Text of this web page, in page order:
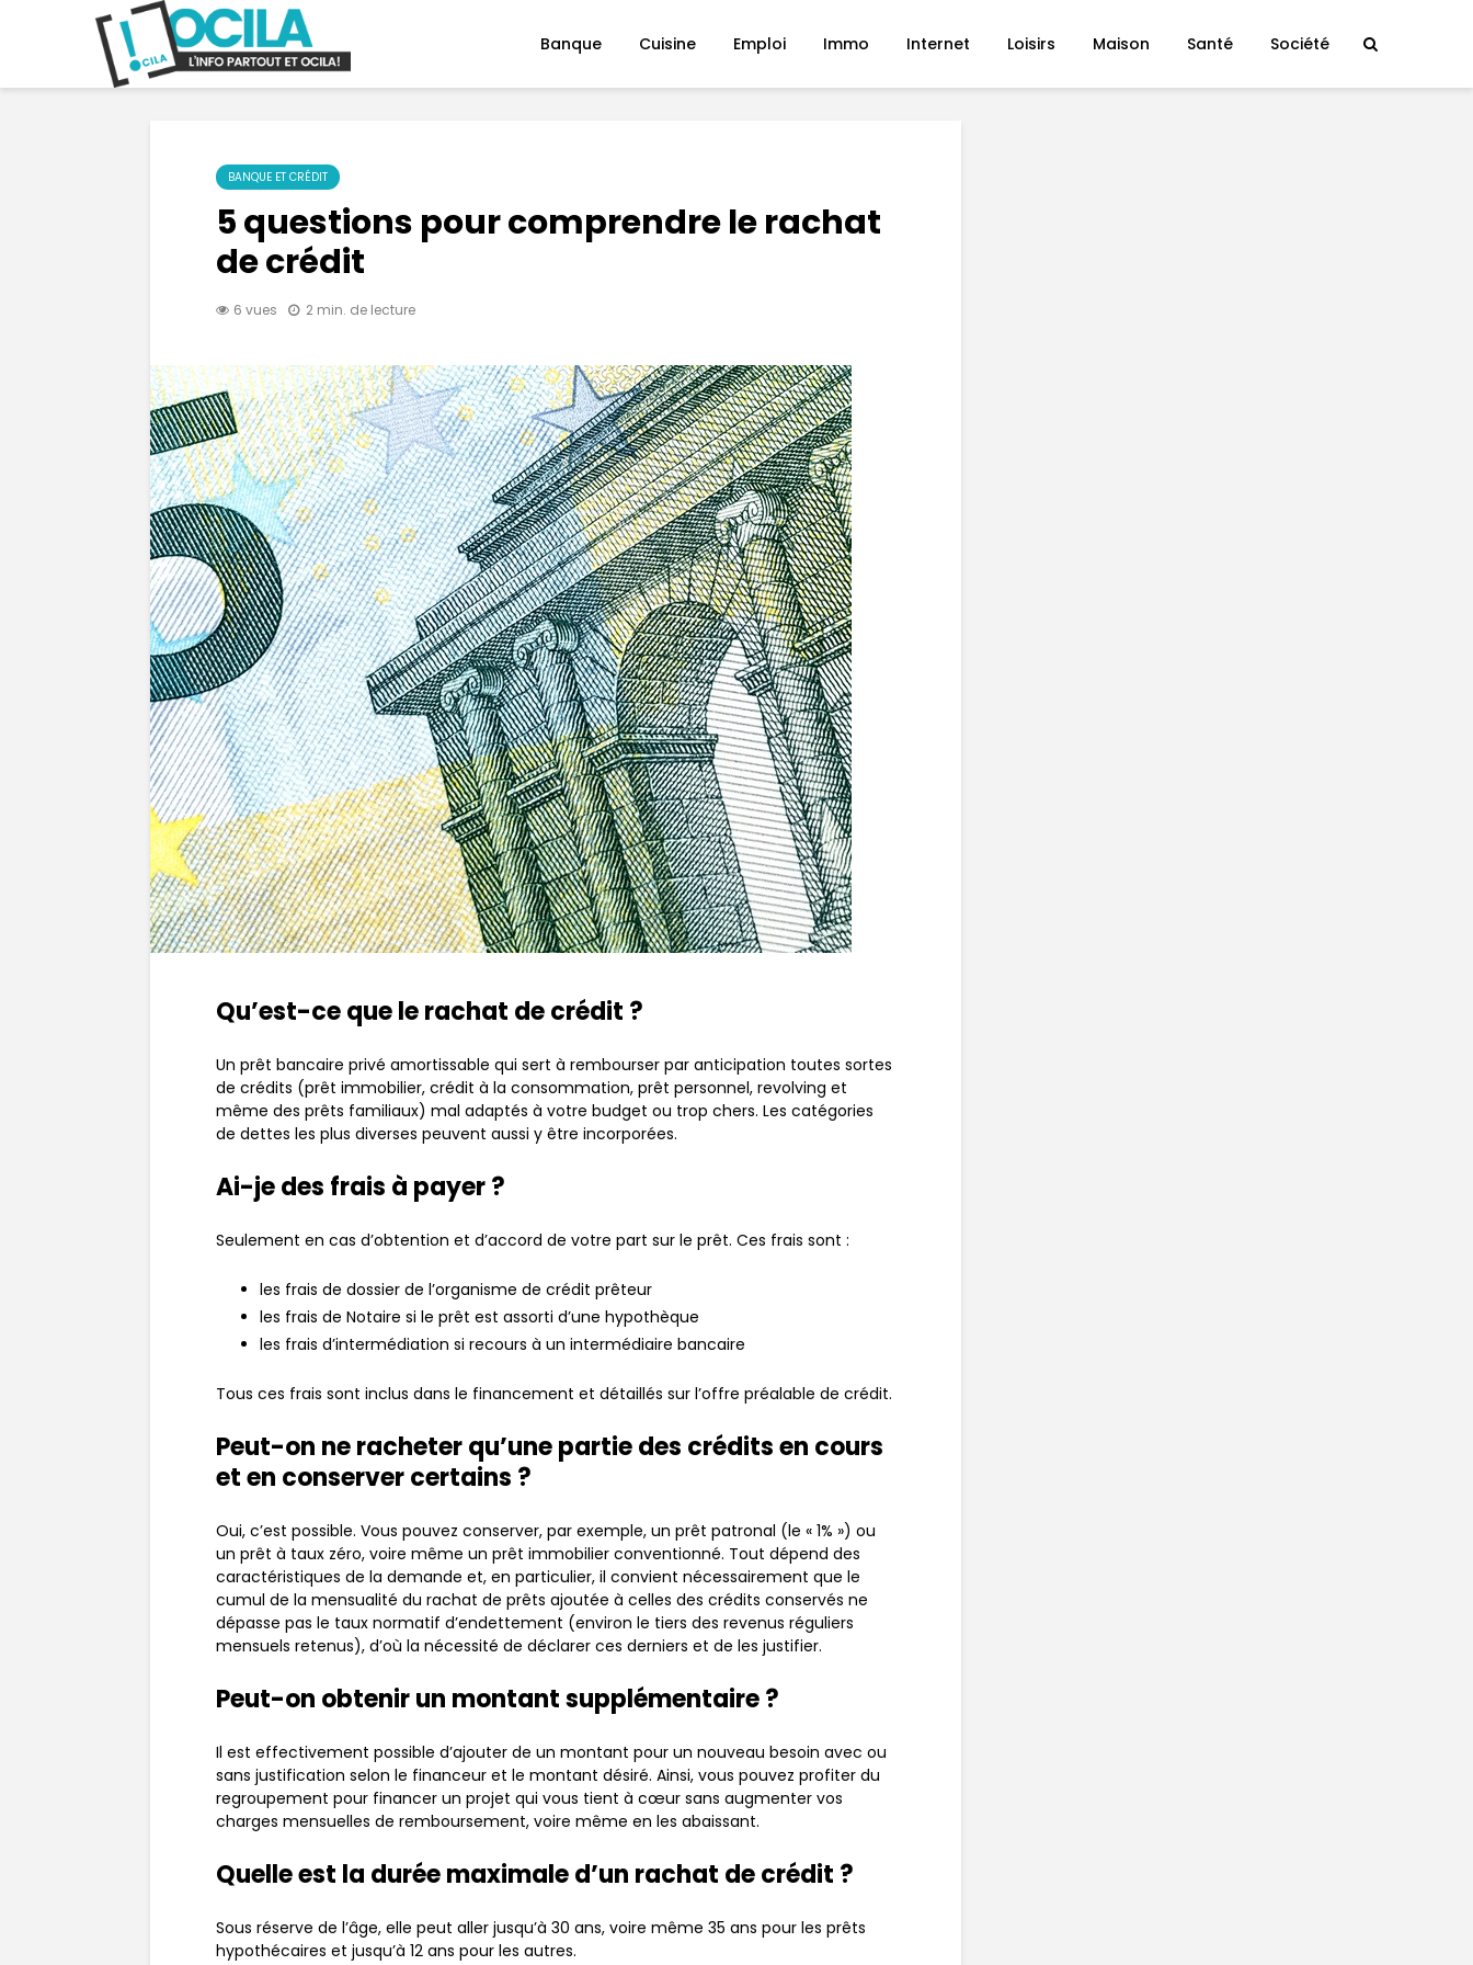
Banque Cuisine Emploi Immo Internet Loisirs Maison Santé Société
BANQUE ET CRÉDIT
5 questions pour comprendre le rachat
de crédit
6 vues 2 min. de lecture
Qu’est-ce que le rachat de crédit ?
Un prêt bancaire privé amortissable qui sert à rembourser par anticipation toutes sortes
de crédits (prêt immobilier, crédit à la consommation, prêt personnel, revolving et
même des prêts familiaux) mal adaptés à votre budget ou trop chers. Les catégories
de dettes les plus diverses peuvent aussi y être incorporées.
Ai-je des frais à payer ?
Seulement en cas d’obtention et d’accord de votre part sur le prêt. Ces frais sont :
les frais de dossier de l’organisme de crédit prêteur
les frais de Notaire si le prêt est assorti d’une hypothèque
les frais d’intermédiation si recours à un intermédiaire bancaire
Tous ces frais sont inclus dans le financement et détaillés sur l’offre préalable de crédit.
Peut-on ne racheter qu’une partie des crédits en cours
et en conserver certains ?
Oui, c’est possible. Vous pouvez conserver, par exemple, un prêt patronal (le « 1% ») ou
un prêt à taux zéro, voire même un prêt immobilier conventionné. Tout dépend des
caractéristiques de la demande et, en particulier, il convient nécessairement que le
cumul de la mensualité du rachat de prêts ajoutée à celles des crédits conservés ne
dépasse pas le taux normatif d’endettement (environ le tiers des revenus réguliers
mensuels retenus), d’où la nécessité de déclarer ces derniers et de les justifier.
Peut-on obtenir un montant supplémentaire ?
Il est effectivement possible d’ajouter de un montant pour un nouveau besoin avec ou
sans justification selon le financeur et le montant désiré. Ainsi, vous pouvez profiter du
regroupement pour financer un projet qui vous tient à cœur sans augmenter vos
charges mensuelles de remboursement, voire même en les abaissant.
Quelle est la durée maximale d’un rachat de crédit ?
Sous réserve de l’âge, elle peut aller jusqu’à 30 ans, voire même 35 ans pour les prêts
hypothécaires et jusqu’à 12 ans pour les autres.